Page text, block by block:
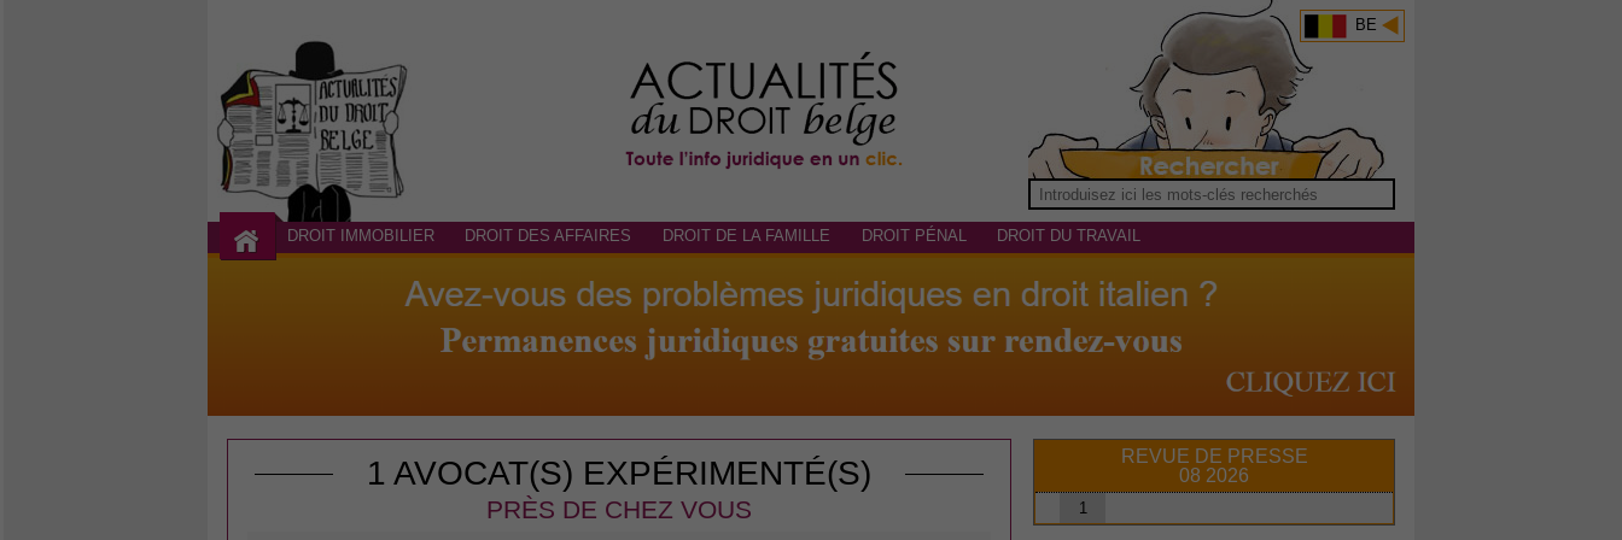
BE
DROIT IMMOBILIER DROIT DES AFFAIRES DROIT DE LA FAMILLE DROIT PÉNAL DROIT DU TRAVAIL
1 AVOCAT(S) EXPÉRIMENTÉ(S)
PRÈS DE CHEZ VOUS
REVUE DE PRESSE
08 2026
1